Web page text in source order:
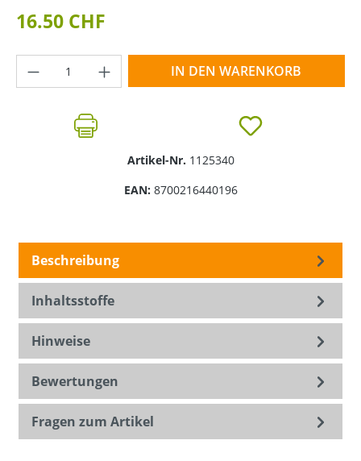
16.50 CHF
Produkt Anzahl: Gib den gewünschten
IN DEN WARENKORB
Artikel-Nr. 1125340
EAN: 8700216440196
Beschreibung
Inhaltsstoffe
Hinweise
Bewertungen
Fragen zum Artikel